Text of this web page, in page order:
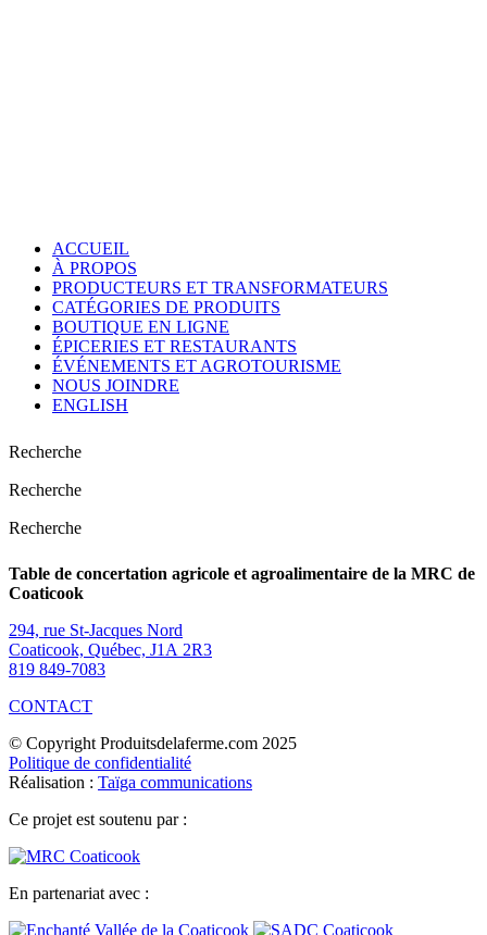
ACCUEIL
À PROPOS
PRODUCTEURS ET TRANSFORMATEURS
CATÉGORIES DE PRODUITS
BOUTIQUE EN LIGNE
ÉPICERIES ET RESTAURANTS
ÉVÉNEMENTS ET AGROTOURISME
NOUS JOINDRE
ENGLISH
Recherche
Recherche
Recherche
Table de concertation agricole et agroalimentaire de la MRC de
Coaticook
294, rue St-Jacques Nord
Coaticook, Québec, J1A 2R3
819 849-7083
CONTACT
© Copyright Produitsdelaferme.com 2025
Politique de confidentialité
Réalisation : Taïga communications
Ce projet est soutenu par :
En partenariat avec :